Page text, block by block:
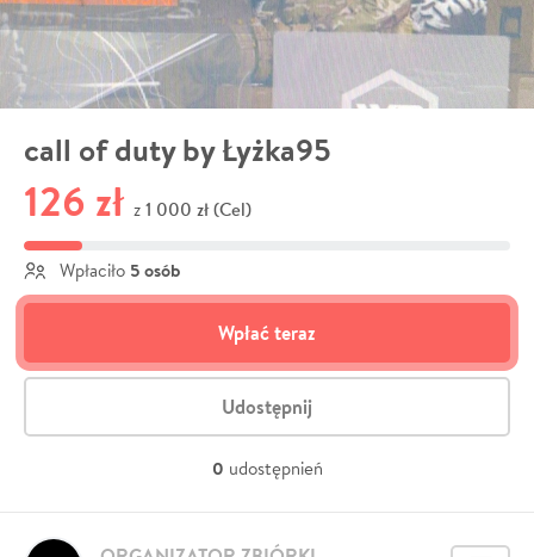
call of duty by Łyżka95
126 zł z 1 000 zł (Cel)
Wpłaciło 5 osób
Wpłać teraz
Udostępnij
0 udostępnień